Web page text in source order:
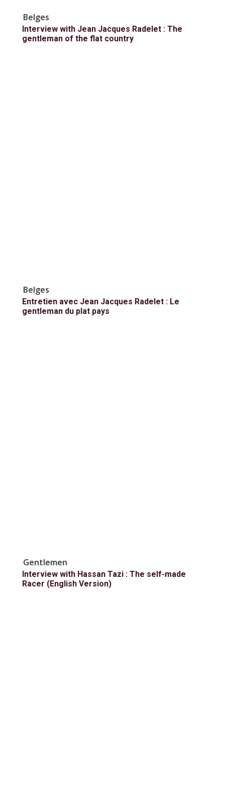
Belges
Interview with Jean Jacques Radelet : The
gentleman of the flat country
Belges
Entretien avec Jean Jacques Radelet : Le
gentleman du plat pays
Gentlemen
Interview with Hassan Tazi : The self-made
Racer (English Version)